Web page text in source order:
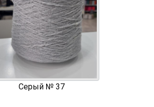
Серый № 37